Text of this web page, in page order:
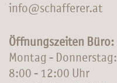
info@schafferer.at
Öffnungszeiten Büro:
Montag - Donnerstag:
8:00 - 12:00 Uhr